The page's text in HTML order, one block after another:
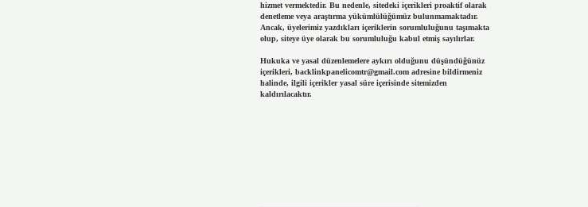
hizmet vermektedir. Bu nedenle, sitedeki içerikleri proaktif olarak
denetleme veya araştırma yükümlülüğümüz bulunmamaktadır.
Ancak, üyelerimiz yazdıkları içeriklerin sorumluluğunu taşımakta
olup, siteye üye olarak bu sorumluluğu kabul etmiş sayılırlar.
Hukuka ve yasal düzenlemelere aykırı olduğunu düşündüğünüz
içerikleri, backlinkpanelicomtr@gmail.comadresine bildirmeniz
halinde, ilgili içerikler yasal süre içerisinde sitemizden
kaldırılacaktır.